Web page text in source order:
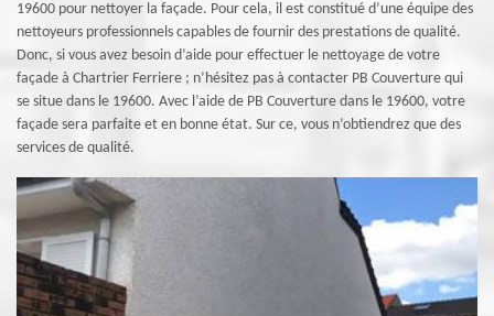
19600 pour nettoyer la façade. Pour cela, il est constitué d’une équipe des
nettoyeurs professionnels capables de fournir des prestations de qualité.
Donc, si vous avez besoin d’aide pour effectuer le nettoyage de votre
façade à Chartrier Ferriere ; n’hésitez pas à contacter PB Couverture qui
se situe dans le 19600. Avec l’aide de PB Couverture dans le 19600, votre
façade sera parfaite et en bonne état. Sur ce, vous n’obtiendrez que des
services de qualité.